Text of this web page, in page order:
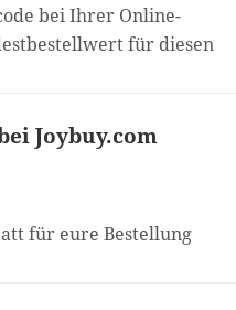
bei Ihrer Online-
für diesen
Joybuy.com
für eure Bestellung